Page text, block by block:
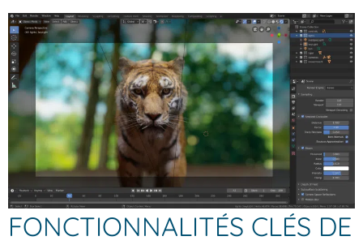
FONCTIONNALITÉS CLÉS DE